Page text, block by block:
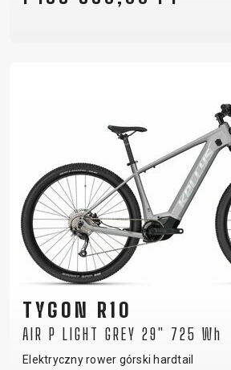
TYGON R10
AIR P LIGHT GREY 29" 725 Wh
Elektryczny rower górski hardtail